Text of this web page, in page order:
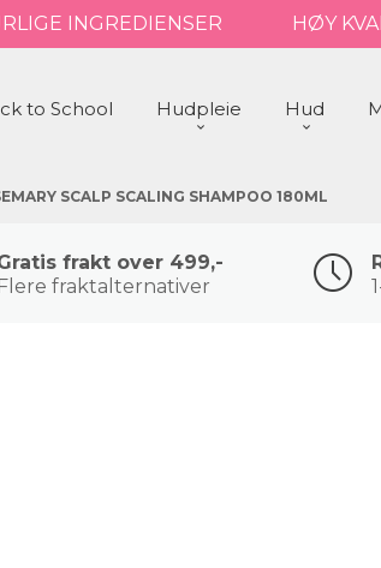
INGREDIENSER HØY
to School Hudpleie Hud
SCALP SCALING SHAMPOO 180ML
frakt over 499,-
Flere fraktalternativer